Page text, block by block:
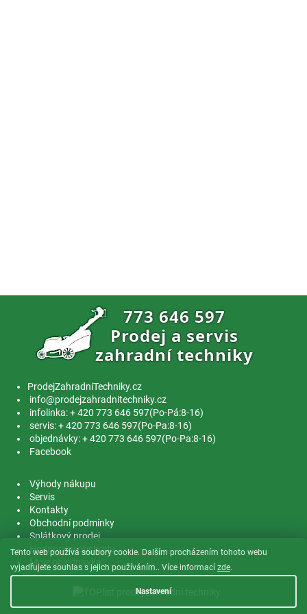
Tento web používá soubory cookie. Dalším procházením tohoto webu
vyjadřujete souhlas s jejich používáním.. Více informací zde.
Nastavení
ProdejZahradniTechniky.cz
info@prodejzahradnitechniky.cz
infolinka: + 420 773 646 597(Po-Pá:8-16)
servis: + 420 773 646 597(Po-Pa:8-16)
objednávky: + 420 773 646 597(Po-Pa:8-16)
Facebook
Výhody nákupu
Servis
Kontakty
Obchodní podmínky
Splátkový prodej
Hodnocení obchodu
Moje objednávka